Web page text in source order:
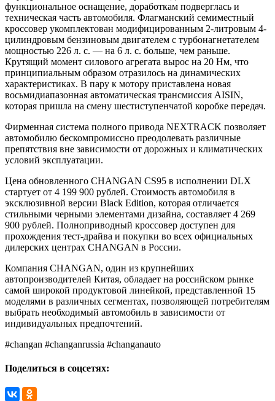
функциональное оснащение, доработкам подверглась и
техническая часть автомобиля. Флагманский семиместный
кроссовер укомплектован модифицированным 2-литровым 4-
цилиндровым бензиновым двигателем с турбонагнетателем
мощностью 226 л. с. — на 6 л. с. больше, чем раньше.
Крутящий момент силового агрегата вырос на 20 Нм, что
принципиальным образом отразилось на динамических
характеристиках. В пару к мотору приставлена новая
восьмидиапазонная автоматическая трансмиссия AISIN,
которая пришла на смену шестиступенчатой коробке передач.
Фирменная система полного привода NEXTRACK позволяет
автомобилю бескомпромиссно преодолевать различные
препятствия вне зависимости от дорожных и климатических
условий эксплуатации.
Цена обновленного CHANGAN CS95 в исполнении DLX
стартует от 4 199 900 рублей. Стоимость автомобиля в
эксклюзивной версии Black Edition, которая отличается
стильными черными элементами дизайна, составляет 4 269
900 рублей. Полноприводный кроссовер доступен для
прохождения тест-драйва и покупки во всех официальных
дилерских центрах CHANGAN в России.
Компания CHANGAN, один из крупнейших
автопроизводителей Китая, обладает на российском рынке
самой широкой продуктовой линейкой, представленной 15
моделями в различных сегментах, позволяющей потребителям
выбрать необходимый автомобиль в зависимости от
индивидуальных предпочтений.
#changan #changanrussia #changanauto
Поделиться в соцсетях: